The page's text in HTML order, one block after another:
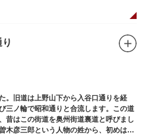
。旧道は上野山下から入谷口通りを経
三ノ輪で昭和通りと合流します。この道
昔はこの街道を奥州街道裏道と呼びまし
木彦三郎という人物の姓から、初めは金